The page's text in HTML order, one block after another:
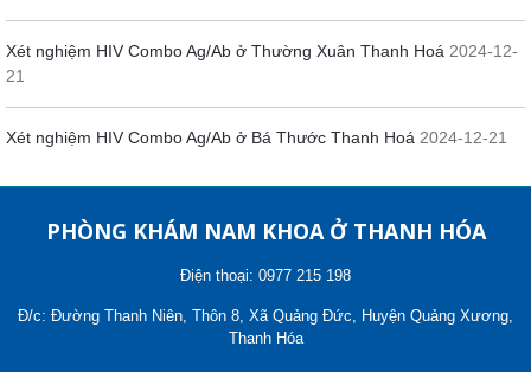
Xét nghiệm HIV Combo Ag/Ab ở Thường Xuân Thanh Hoá 2024-12-
21
Xét nghiệm HIV Combo Ag/Ab ở Bá Thước Thanh Hoá 2024-12-21
PHÒNG KHÁM NAM KHOA Ở THANH HÓA
Điện thoại: 0977 215 198
Đ/c: Đường Thanh Niên, Thôn 8, Xã Quảng Đức, Huyện Quảng Xương,
Thanh Hóa